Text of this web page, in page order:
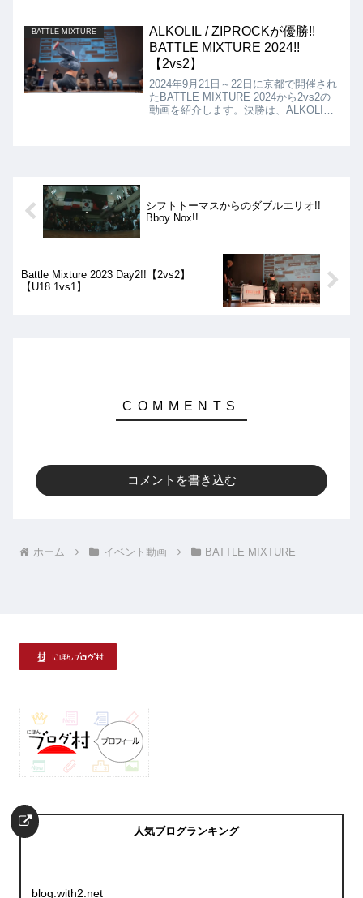
BATTLE MIXTURE
ALKOLIL / ZIPROCKが優勝!!
BATTLE MIXTURE 2024!!
【2vs2】
2024年9月21日～22日に京都で開催され
たBATTLE MIXTURE 2024から2vs2の
動画を紹介します。決勝は、ALKOLIL /
シフトトーマスからのダブルエリオ!!
Bboy Nox!!
Battle Mixture 2023 Day2!!【2vs2】
【U18 1vs1】
コメントを書き込む
ホーム イベント動画 BATTLE MIXTURE
人気ブログランキング
blog.with2.net